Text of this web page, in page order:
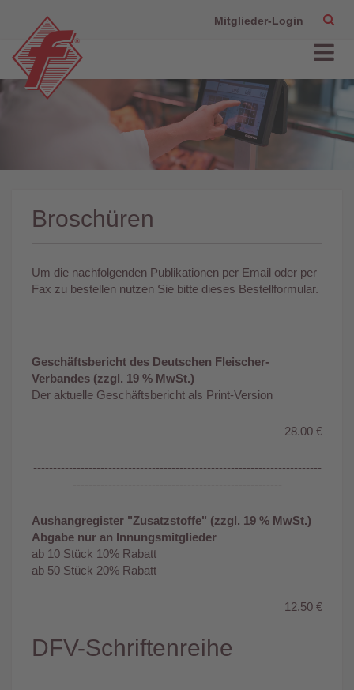
Mitglieder-Login
Broschüren
Um die nachfolgenden Publikationen per Email oder per
Fax zu bestellen nutzen Sie bitte dieses Bestellformular.
Geschäftsbericht des Deutschen Fleischer-
Verbandes (zzgl. 19 % MwSt.)
Der aktuelle Geschäftsbericht als Print-Version
28.00 €
-------------------------------------------------------------------------
-----------------------------------------------------
Aushangregister "Zusatzstoffe" (zzgl. 19 % MwSt.)
Abgabe nur an Innungsmitglieder
ab 10 Stück 10% Rabatt
ab 50 Stück 20% Rabatt
12.50 €
DFV-Schriftenreihe